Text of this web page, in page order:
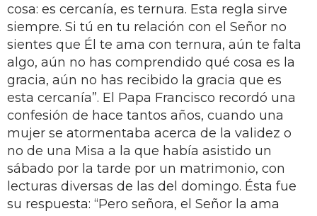
cosa: es cercanía, es ternura. Esta regla sirve
siempre. Si tú en tu relación con el Señor no
sientes que Él te ama con ternura, aún te falta
algo, aún no has comprendido qué cosa es la
gracia, aún no has recibido la gracia que es
esta cercanía”. El Papa Francisco recordó una
confesión de hace tantos años, cuando una
mujer se atormentaba acerca de la validez o
no de una Misa a la que había asistido un
sábado por la tarde por un matrimonio, con
lecturas diversas de las del domingo. Ésta fue
su respuesta: “Pero señora, el Señor la ama